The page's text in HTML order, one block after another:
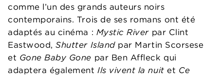
comme l’un des grands auteurs noirs
contemporains. Trois de ses romans ont été
adaptés au cinéma : Mystic Riverpar Clint
Eastwood,Shutter Island par Martin Scorsese
et Gone Baby Gone par Ben Affleck qui
adaptera égalementIls vivent la nuit et Ce